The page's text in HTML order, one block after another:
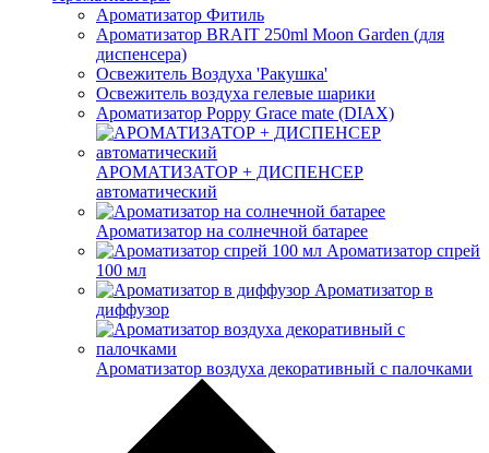
Ароматизатор Фитиль
Ароматизатор BRAIT 250ml Moon Garden (для
диспенсера)
Освежитель Воздуха 'Ракушка'
Освежитель воздуха гелевые шарики
Ароматизатор Poppy Grace mate (DIAX)
АРОМАТИЗАТОР + ДИСПЕНСЕР
автоматический
Ароматизатор на солнечной батарее
Ароматизатор спрей
100 мл
Ароматизатор в
диффузор
Ароматизатор воздуха декоративный с палочками